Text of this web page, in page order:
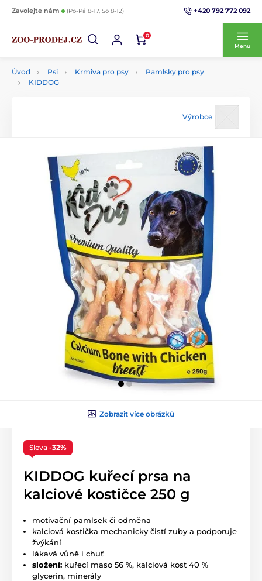
Zavolejte nám (Po-Pá 8-17, So 8-12) +420 792 772 092
0
Menu
Úvod Psi Krmiva pro psy
Pamlsky pro psy
KIDDOG
Výrobce
Zobrazit více obrázků
Sleva -32%
KIDDOG kuřecí prsa na
kalciové kostičce 250 g
motivační pamlsek či odměna
kalciová kostička mechanicky čistí zuby a podporuje
žvýkání
lákavá vůně i chuť
složení: kuřecí maso 56 %, kalciová kost 40 %
glycerin, minerály